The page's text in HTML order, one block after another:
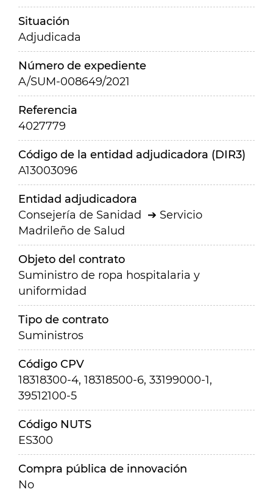
Situación
Adjudicada
Número de expediente
A/SUM-008649/2021
Referencia
4027779
Código de la entidad adjudicadora (DIR3)
A13003096
Entidad adjudicadora
Consejería de Sanidad
Servicio
Madrileño de Salud
Objeto del contrato
Suministro de ropa hospitalaria y
uniformidad
Tipo de contrato
Suministros
Código CPV
18318300-4, 18318500-6, 33199000-1,
39512100-5
Código NUTS
ES300
Compra pública de innovación
No